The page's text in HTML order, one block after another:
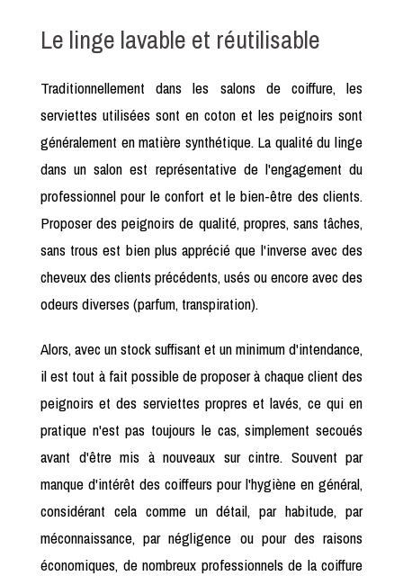
Le linge lavable et réutilisable
Traditionnellement dans les salons de coiffure, les
serviettes utilisées sont en coton et les peignoirs sont
généralement en matière synthétique. La qualité du linge
dans un salon est représentative de l'engagement du
professionnel pour le confort et le bien-être des clients.
Proposer des peignoirs de qualité, propres, sans tâches,
sans trous est bien plus apprécié que l'inverse avec des
cheveux des clients précédents, usés ou encore avec des
odeurs diverses (parfum, transpiration).
Alors, avec un stock suffisant et un minimum d'intendance,
il est tout à fait possible de proposer à chaque client des
peignoirs et des serviettes propres et lavés, ce qui en
pratique n'est pas toujours le cas, simplement secoués
avant d'être mis à nouveaux sur cintre. Souvent par
manque d'intérêt des coiffeurs pour l'hygiène en général,
considérant cela comme un détail, par habitude, par
méconnaissance, par négligence ou pour des raisons
économiques, de nombreux professionnels de la coiffure